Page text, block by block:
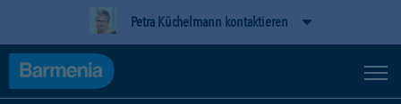
Petra Küchelmann kontaktieren